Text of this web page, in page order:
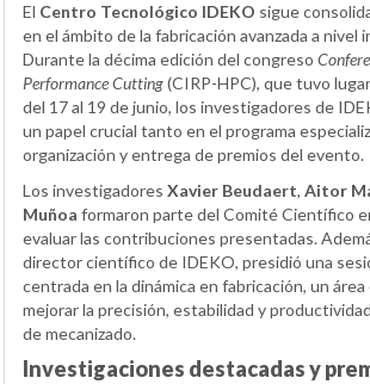
El Centro Tecnológico IDEKO sigue
en el ámbito de la fabricación avanzada a nivel
Durante la décima edición del congreso
Performance Cutting(CIRP-HPC), que tuvo
del 17 al 19 de junio, los investigadores de
un papel crucial tanto en el programa
organización y entrega de premios del evento.
Los investigadores Xavier Beudaert, Aitor
Muñoa formaron parte del Comité Científico
evaluar las contribuciones presentadas.
director científico de IDEKO, presidió una
centrada en la dinámica en fabricación, un área
mejorar la precisión, estabilidad y
de mecanizado.
Investigaciones destacadas y